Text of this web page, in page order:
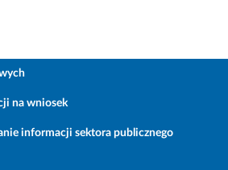
na wniosek
informacji sektora publicznego